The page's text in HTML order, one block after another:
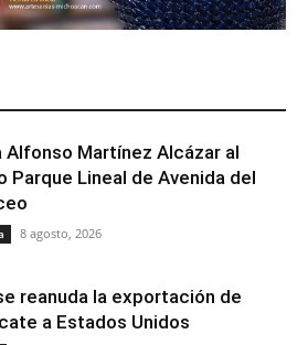
Alfonso Martínez Alcázar al
Parque Lineal de Avenida del
8 agosto, 2026
reanuda la exportación de
a Estados Unidos